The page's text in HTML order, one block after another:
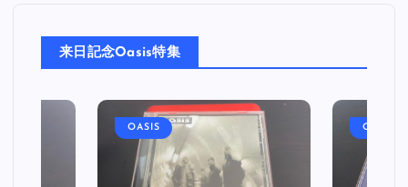
来日記念Oasis特集
OASIS OASIS